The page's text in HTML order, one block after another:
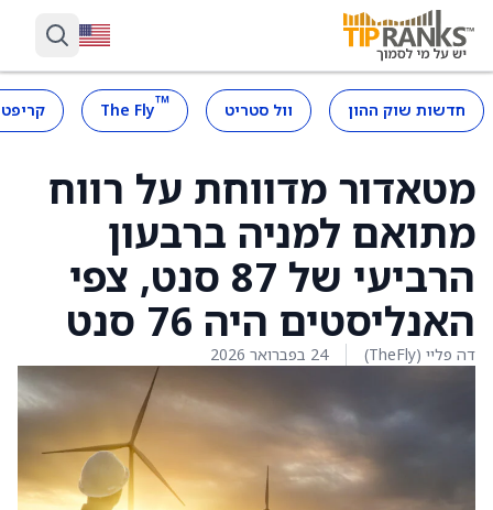
חדשות שוק ההון וול סטריט ™
The Fly
מטאדור מדווחת על רווח
מתואם למניה ברבעון
הרביעי של 87 סנט, צפי
האנליסטים היה 76 סנט
דה פליי (TheFly) 24 בפברואר 2026